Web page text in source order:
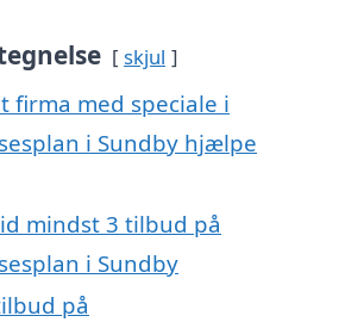
skjul
firma med speciale i
i Sundby hjælpe
mindst 3 tilbud på
i Sundby
på